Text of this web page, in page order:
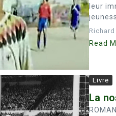
leur
Read
Livre
La